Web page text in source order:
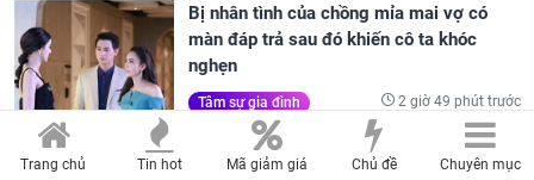
Bị nhân tình của chồng mỉa mai vợ có
màn đáp trả sau đó khiến cô ta khóc
nghẹn
Tâm sự gia đình 2 giờ 49 phút trước
Đúng 16h30 ngày mai, thứ Sáu
Trang chủ Tin hot Mã giảm giá Chủ đề Chuyên mục